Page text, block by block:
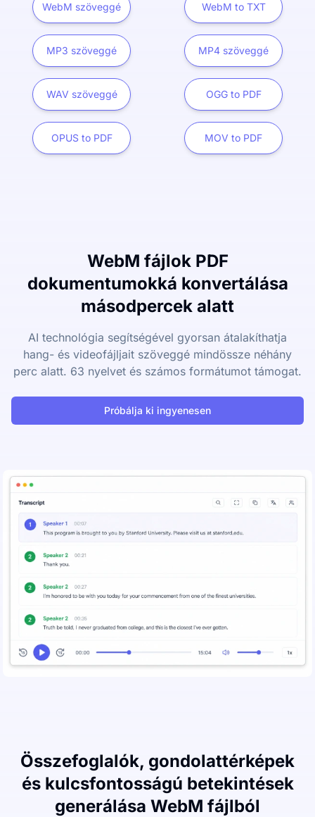
WebM szöveggé WebM to TXT
MP3 szöveggé MP4 szöveggé
WAV szöveggé OGG to PDF
OPUS to PDF MOV to PDF
WebM fájlok PDF
dokumentumokká konvertálása
másodpercek alatt
AI technológia segítségével gyorsan átalakíthatja
hang- és videofájljait szöveggé mindössze néhány
perc alatt. 63 nyelvet és számos formátumot támogat.
Próbálja ki ingyenesen
Összefoglalók, gondolattérképek
és kulcsfontosságú betekintések
generálása WebM fájlból